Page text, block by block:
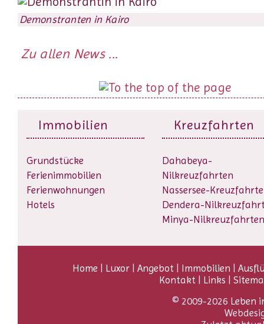
Demonstranten in Kairo
Zu allen News ...
Immobilien
Grundstücke
Ferienimmobilien
Ferienwohnungen
Hotels
Kreuzfahrten
Dahabeya-
Nilkreuzfahrten
Nassersee-
Dendera-
Minya-Nilkreuzfahrten
Home | Luxor| Angebot| Immobilien |
Kontakt| Links |
© 2009-2026 Leben